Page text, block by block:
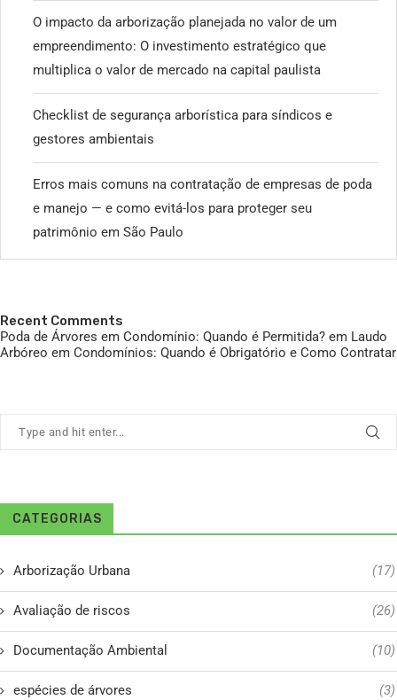
O impacto da arborização planejada no valor de um
empreendimento: O investimento estratégico que
multiplica o valor de mercado na capital paulista
Checklist de segurança arborística para síndicos e
gestores ambientais
Erros mais comuns na contratação de empresas de poda
e manejo — e como evitá-los para proteger seu
patrimônio em São Paulo
Recent Comments
Poda de Árvores em Condomínio: Quando é Permitida? em Laudo
Arbóreo em Condomínios: Quando é Obrigatório e Como Contratar
CATEGORIAS
Arborização Urbana (17)
Avaliação de riscos (26)
Documentação Ambiental (10)
espécies de árvores (3)